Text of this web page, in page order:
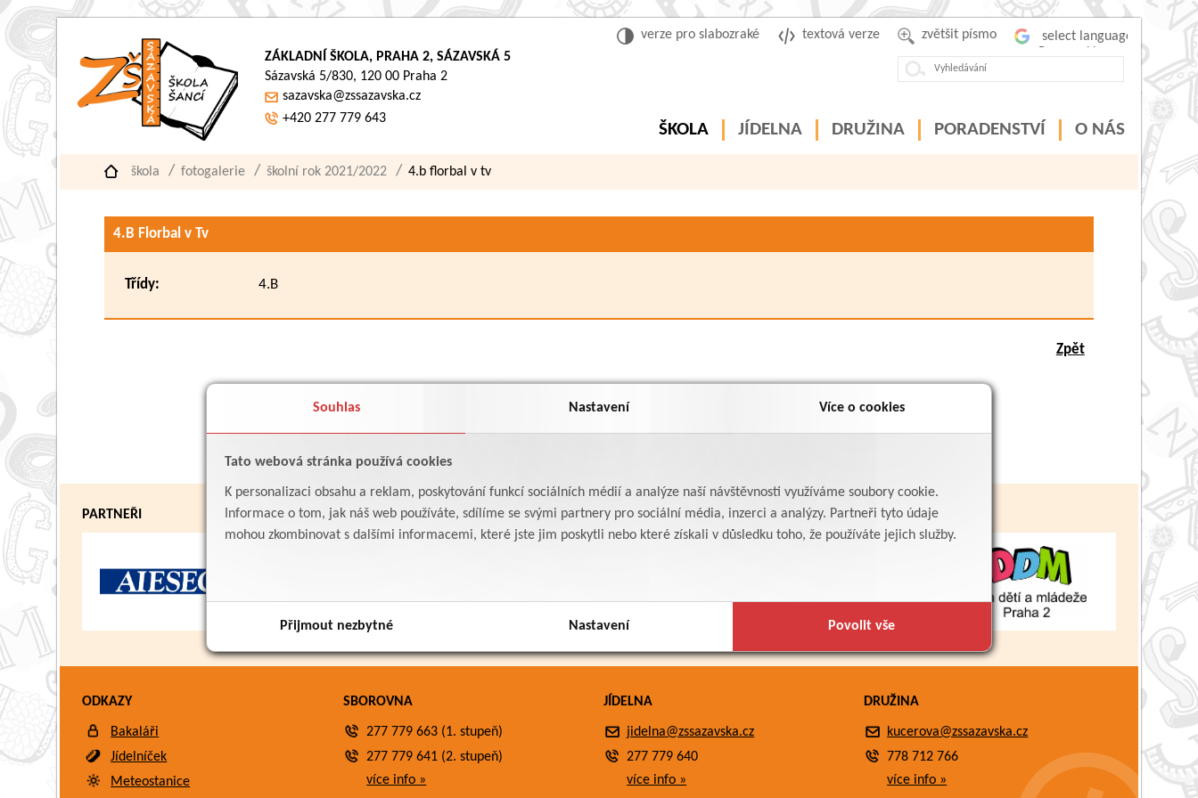
Souhlas Nastavení Více o cookies
Tato webová stránka používá cookies
K personalizaci obsahu a reklam, poskytování funkcí sociálních médií a analýze naší návštěvnosti využíváme soubory cookie.
Informace o tom, jak náš web používáte, sdílíme se svými partnery pro sociální média, inzerci a analýzy. Partneři tyto údaje
mohou zkombinovat s dalšími informacemi, které jste jim poskytli nebo které získali v důsledku toho, že používáte jejich služby.
Přijmout nezbytné Nastavení Povolit vše
zvětšit písmo
textová verze
verze pro slabozraké
ZÁKLADNÍ ŠKOLA, PRAHA 2, SÁZAVSKÁ 5
Sázavská 5/830, 120 00 Praha 2
sazavska@zssazavska.cz
+420 277 779 643
ŠKOLA JÍDELNA DRUŽINA PORADENSTVÍ O NÁS
škola fotogalerie školní rok 2021/2022 4.b florbal v tv
4.B Florbal v Tv
Třídy: 4.B
Zpět
PARTNEŘI
ODKAZY
Bakaláři
Jídelníček
Meteostanice
SBOROVNA
277 779 663 (1. stupeň)
277 779 641 (2. stupeň)
více info »
JÍDELNA
jidelna@zssazavska.cz
277 779 640
více info »
DRUŽINA
kucerova@zssazavska.cz
778 712 766
více info »